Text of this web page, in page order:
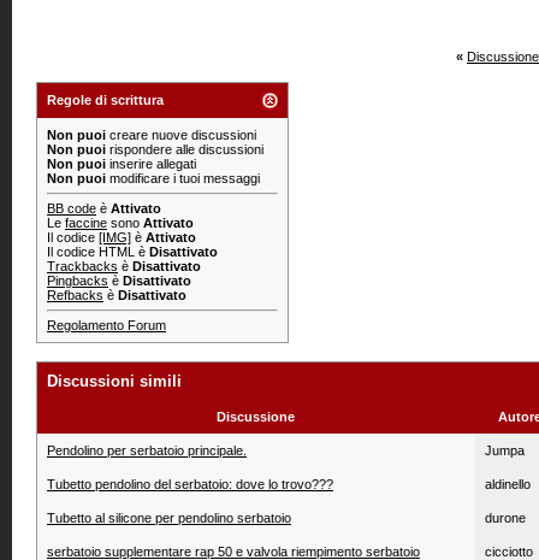
«
Regole di scrittura
Non puoi creare nuove discussioni
Non puoi rispondere alle discussioni
Non puoi inserire allegati
Non puoi modificare i tuoi messaggi
BB code è Attivato
Le faccine sono Attivato
Il codice [IMG] è Attivato
Il codice HTML è Disattivato
Trackbacks è Disattivato
Pingbacks è Disattivato
Refbacks è Disattivato
Regolamento Forum
Discussioni simili
Discussione
Pendolino per serbatoio principale. Jumpa
Tubetto pendolino del serbatoio: dove lo trovo??? aldinello
Tubetto al silicone per pendolino serbatoio durone
serbatoio supplementare rap 50 e valvola riempimento serbatoio cicciotto